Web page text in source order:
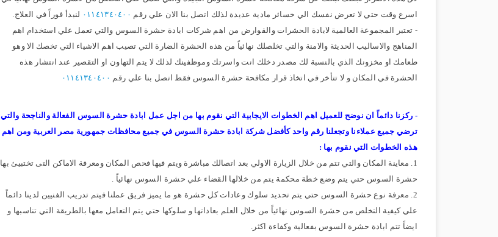
اسرع وقت حتي لا تعرض نفسك الي خسائر مادية عديدة لذلك اتصل بنا الان علي رقم ٠١١٤١٣٤٠٤٠٠ لنبدأ فوراً في العلاج.
- تعتبر المجموعة العالمية لابادة الحشرات والقوارض من اهم شركات ابادة حشرة السوس والتي تعمل علي استخدام اهم
المناهج والاساليب الحديثة والامنة والتي تخلصلك نهائياً من هذه الحشرة الضارة التي تصيب اهم الاشياء التي تخصك الا وهو
طعامك او مخزونك الذي بالنسبة لك مصدر دخلك انت واسرتك وموظفينك لذلك لا يتم التهاون او التقصير عند انتشار هذه
الحشرة في المكان و لا تتأخر في اتخاذ قرار مكافحة حشرة السوس فقط اتصل بنا علي رقم ٠١١٤١٣٤٠٤٠٠
- ركزنا دائماً ان نوضح للعميل اهم الخطوات الايجابية التي نقوم بها من اجل عمل ابادة حشرة السوس الفعالة والناجحة والتي
ترضي جميع عملاءنا وتجعلنا رقم واحد كأفضل شركة ابادة حشرة السوس في جميع محافظات جمهورية مصر العربية ومن اهم
هذه الخطوات التي نقوم بها :
1. معاينة المكان والتي تتم من خلال الزيارة الاولي بعد اتصالك مباشرة ويتم فيها فحص المكان ومعرفة الاماكن التى تختبيئ بها
حشرة السوس حتي يتم وضع خطة محكمة يتم من خلالها القضاء علي حشرة السوس نهائياً .
2. معرفة نوع حشرة السوس حتي يتم تحديد سلوك وعادات كل حشرة هو ما يميز فريق عملنا فيتم تدريب الفنيين لدينا دائماً
علي كيفية التخلص من حشرة السوس نهائياً من خلال العلم بعاداتها و سلوكها حتي يتم التعامل معها بالطريقة التي تناسبها و
ايضاً تتم ابادة حشرة السوس بفعالية وكفاءة اكثر.